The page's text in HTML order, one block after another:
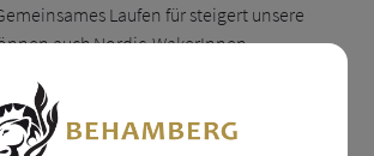
Laufen für steigert unsere
auch Nordic-WakerInnen